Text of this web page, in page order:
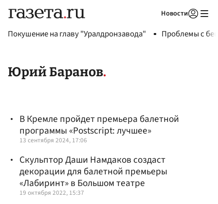
Новости
Покушение на главу "Уралдронзавода" Проблемы с
Юрий Баранов
В Кремле пройдет премьера балетной
программы «Postscript: лучшее»
13 сентября 2024, 17:06
Скульптор Даши Намдаков создаст
декорации для балетной премьеры
«Лабиринт» в Большом театре
19 октября 2022, 15:37